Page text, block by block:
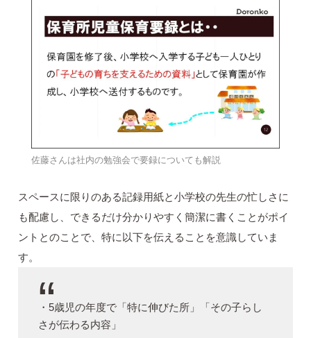
佐藤さんは社内の勉強会で要録についても解説
スペースに限りのある記録用紙と小学校の先生の忙しさに
も配慮し、できるだけ分かりやすく簡潔に書くことがポイ
ントとのことで、特に以下を伝えることを意識していま
す。
・5歳児の年度で「特に伸びた所」「その子らし
さが伝わる内容」